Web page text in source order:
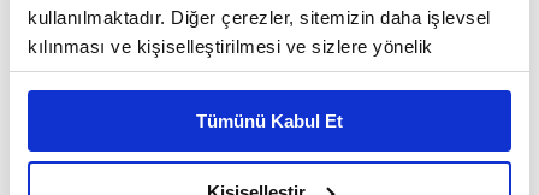
kullanılmaktadır. Diğer çerezler, sitemizin daha işlevsel
kılınması ve kişiselleştirilmesi ve sizlere yönelik
reklam/pazarlama faaliyetlerinin yapılması, amaçlarıyla
Çerezlere ilişkin tercihlerinizi çerez paneli vasıtasıyla
belirleyebilirsiniz. Çerezlere ilişkin detaylı bilgi için
Ayarlar butonuna tıklayabilir,Çerez Bilgilendirme
Tümünü Kabul Et